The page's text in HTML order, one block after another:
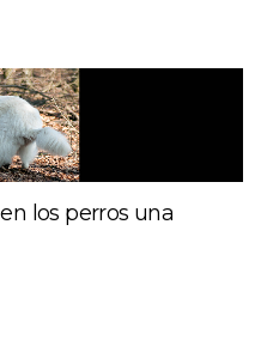
los perros una